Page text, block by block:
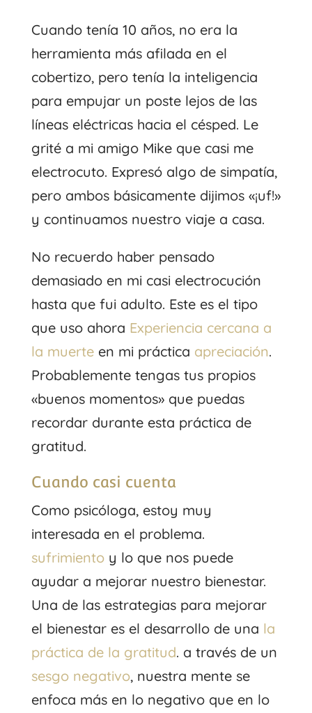
Cuando tenía 10 años, no era la
herramienta más afilada en el
cobertizo, pero tenía la inteligencia
para empujar un poste lejos de las
líneas eléctricas hacia el césped. Le
grité a mi amigo Mike que casi me
electrocuto. Expresó algo de simpatía,
pero ambos básicamente dijimos «¡uf!»
y continuamos nuestro viaje a casa.
No recuerdo haber pensado
demasiado en mi casi electrocución
hasta que fui adulto. Este es el tipo
que uso ahora Experiencia cercana a
la muerteen mi práctica apreciación.
Probablemente tengas tus propios
«buenos momentos» que puedas
recordar durante esta práctica de
gratitud.
Cuando casi cuenta
Como psicóloga, estoy muy
interesada en el problema.
sufrimientoy lo que nos puede
ayudar a mejorar nuestro bienestar.
Una de las estrategias para mejorar
el bienestar es el desarrollo de una la
práctica de la gratitud. a través de un
sesgo negativo, nuestra mente se
enfoca más en lo negativo que en lo